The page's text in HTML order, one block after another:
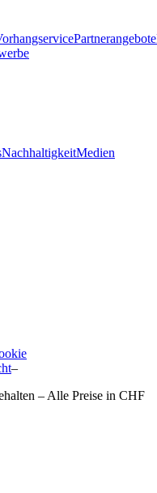
Partnerangebote
NachhaltigkeitMedien
–
– Alle Preise in CHF